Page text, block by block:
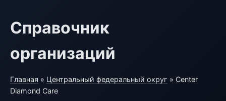
Справочник
организаций
Главная » Центральный федеральный округ » Center
Diamond Care